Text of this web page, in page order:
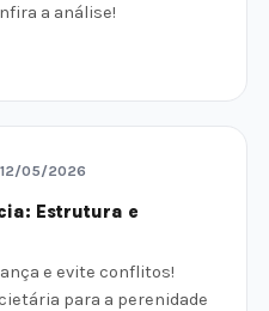
a análise!
12/05/2026
Estrutura e
e evite conflitos!
para a perenidade